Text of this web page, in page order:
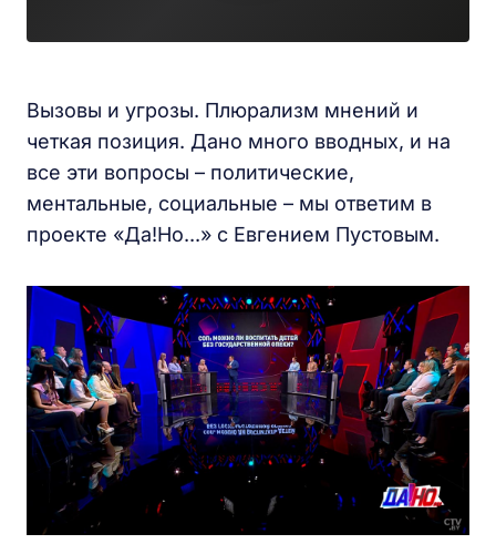
Вызовы и угрозы. Плюрализм мнений и
четкая позиция. Дано много вводных, и на
все эти вопросы – политические,
ментальные, социальные – мы ответим в
проекте «Да!Но...» с Евгением Пустовым.